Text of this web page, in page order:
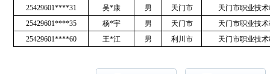
25429601****31
吴*康 男 天门市
天门市职业技
25429601****35
杨*宇 男 天门市
天门市职业技
25429601****60
王*江 男 利川市 天门市职业技